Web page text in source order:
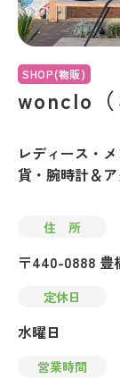
wonclo（
レディース・
貨・腕時計＆
SHOP(物販)
住 所
〒440-0888 豊
定休日
水曜日
営業時間